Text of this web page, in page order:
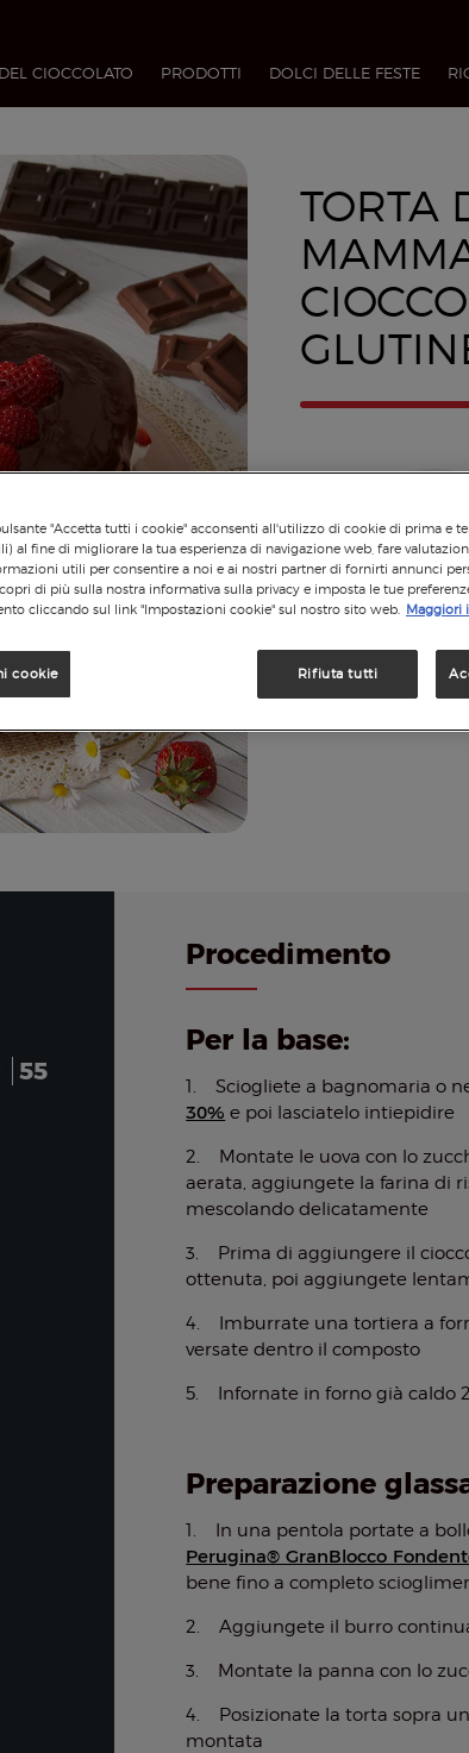
CIOCCOLATO PRODOTTI DOLCI DELLE FESTE
TORTA
55
Procedimento
Per la base:
1. Sciogliete a bagnomaria o
30% e poi lasciatelo intiepidire
2. Montate le uova con lo
aerata, aggiungete la farina di
mescolando delicatamente
3. Prima di aggiungere il
ottenuta, poi aggiungete
4. Imburrate una tortiera a
versate dentro il composto
5. Infornate in forno già caldo
Preparazione
1. In una pentola portate a
Perugina® GranBlocco
bene fino a completo
2. Aggiungete il burro
3. Montate la panna con lo
4. Posizionate la torta sopra
montata
"Accetta tutti i cookie" acconsenti all'utilizzo di cookie di prima e
al fine di migliorare la tua esperienza di navigazione web, fare
utili per consentire a noi e ai nostri partner di fornirti annunci
di più sulla nostra informativa sulla privacy e imposta le tue
cliccando sul link "Impostazioni cookie" sul nostro sito web. Maggiori
Rifiuta tutti
cookie